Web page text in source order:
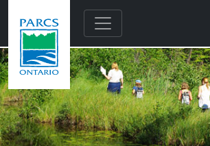
Skip to main content